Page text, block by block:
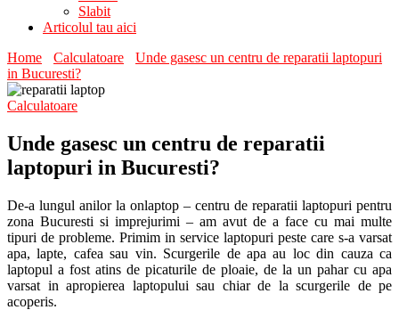
Slabit
Articolul tau aici
Home
Calculatoare
Unde gasesc un centru de reparatii laptopuri
in Bucuresti?
Calculatoare
Unde gasesc un centru de reparatii
laptopuri in Bucuresti?
De-a lungul anilor la onlaptop – centru de reparatii laptopuri pentru
zona Bucuresti si imprejurimi – am avut de a face cu mai multe
tipuri de probleme. Primim in service laptopuri peste care s-a varsat
apa, lapte, cafea sau vin. Scurgerile de apa au loc din cauza ca
laptopul a fost atins de picaturile de ploaie, de la un pahar cu apa
varsat in apropierea laptopului sau chiar de la scurgerile de pe
acoperis.